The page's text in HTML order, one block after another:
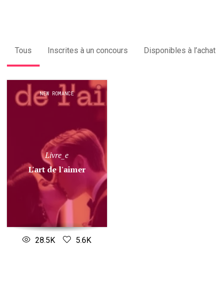
Tous Inscrites à un concours Disponibles à l’achat
NEW ROMANCE
Livre_e
L'art de l'aimer
28.5K 5.6K